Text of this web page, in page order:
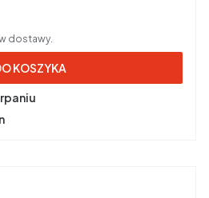
dostawy.
KOSZYKA